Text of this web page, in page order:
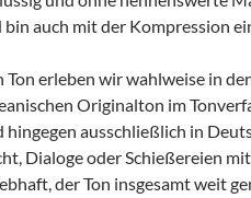
bin auch mit der Kompression
Ton erleben wir wahlweise in
Originalton im
hingegen ausschließlich in
Dialoge oder Schießereien
der Ton insgesamt weit